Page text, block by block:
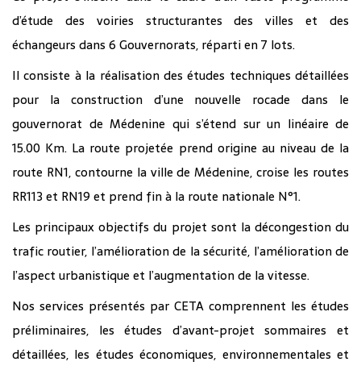
d’étude des voiries structurantes des villes et des
échangeurs dans 6 Gouvernorats, réparti en 7 lots.
Il consiste à la réalisation des études techniques détaillées
pour la construction d’une nouvelle rocade dans le
gouvernorat de Médenine qui s’étend sur un linéaire de
15.00 Km. La route projetée prend origine au niveau de la
route RN1, contourne la ville de Médenine, croise les routes
RR113 et RN19 et prend fin à la route nationale N°1.
Les principaux objectifs du projet sont la décongestion du
trafic routier, l’amélioration de la sécurité, l’amélioration de
l’aspect urbanistique et l’augmentation de la vitesse.
Nos services présentés par CETA comprennent les études
préliminaires, les études d’avant-projet sommaires et
détaillées, les études économiques, environnementales et